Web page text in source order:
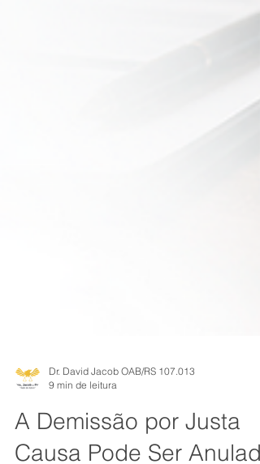
9 min de leitura
A Demissão por Justa